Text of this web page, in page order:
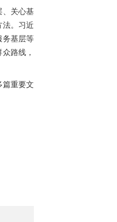
关心基
法。习近
务基层等
路线，
篇重要文